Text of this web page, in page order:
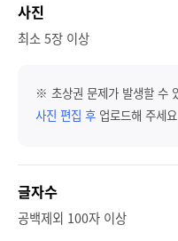
사진
최소 5장 이상
※ 초상권 문제가 발생할 수
사진 편집 후 업로드해 주세
글자수
공백제외 100자 이상